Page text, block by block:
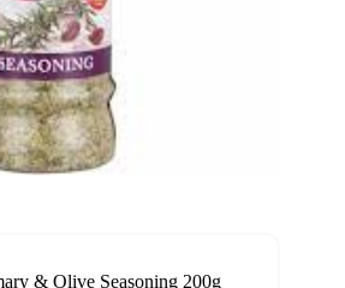
& Olive Seasoning 200g